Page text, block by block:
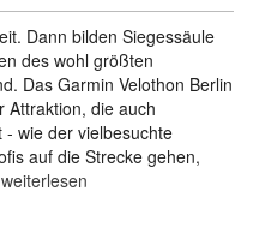
Dann bilden Siegessäule
des wohl größten
Das Garmin Velothon Berlin
Attraktion, die auch
wie der vielbesuchte
auf die Strecke gehen,
weiterlesen